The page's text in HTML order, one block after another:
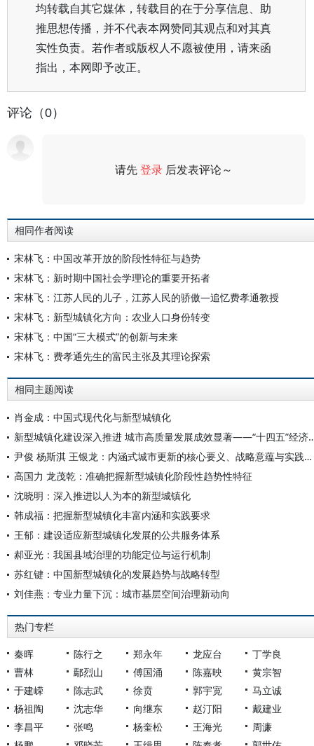
均转载自其它媒体，转载目的在于分享信息、助
推思想传播，并不代表本网赞同其观点和对其真
实性负责。若作者或版权人不愿被使用，请来函
指出，本网即予改正。
评论（0）
请先登录 后发表评论～
相同作者阅读
宋林飞：中国改革开放的阶段性特征与趋势
宋林飞：新时期中国社会学理论的重要开拓者
宋林飞：江苏人民的儿子，江苏人民的骄傲—追忆费孝通教授
宋林飞：新型城镇化方向：农业人口身份转变
宋林飞：中国“三大模式”的创新与未来
宋林飞：费孝通先生的富民主张及其理论探索
相同主题阅读
肖金成：中国式现代化与新型城镇化
新型城镇化建设深入推进 城市高质量
尹俊 杨斯淇 王银龙：内涵式城市更新的核心要义、战略意蕴与实践进路
高国力 龙茂乾：准确把握新型城镇化阶段性趋势性特征
沈晓明：深入推进以人为本的新型城镇化
韩成福：把握新型城镇化丰富内涵和实践要求
王郁：建设适应新型城镇化发展的公共服务体系
郝亚光：我国县域治理的功能定位与运行机制
苏红键：中国新型城镇化的发展趋势与战略转型
刘佳燕：专业力量下沉：城市基层空间治理新动向
热门专栏
秦晖 陈行之 郑永年 龙应台
丁学良
曹林
鄢烈山 傅国涌 陈嘉映
黄宗智
于建嵘
陈志武 徐贲 郭宇宽
马立诚
杨祖陶
沈志华 向继东 赵汀阳
戴建业
李昌平
张鸣 杨奎松 王海光
周濂